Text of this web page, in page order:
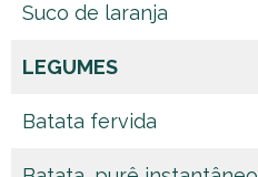
Suco de laranja
LEGUMES
Batata fervida